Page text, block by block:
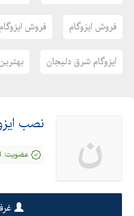
فروش ایزوگام فروش
ایزوگام شرق دلیجان
ن نصب
عضویت: